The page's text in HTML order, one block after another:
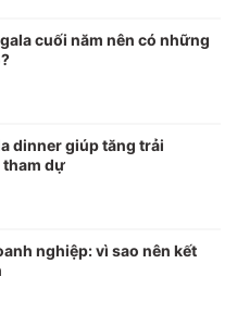
cuối năm nên có những
dinner giúp tăng trải
dự
nghiệp: vì sao nên kết